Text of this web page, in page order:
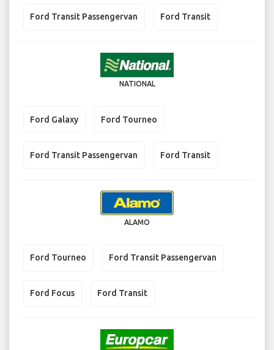
Ford Transit Passengervan Ford Transit
NATIONAL
Ford Galaxy Ford Tourneo
Ford Transit Passengervan Ford Transit
ALAMO
Ford Tourneo Ford Transit Passengervan
Ford Focus Ford Transit